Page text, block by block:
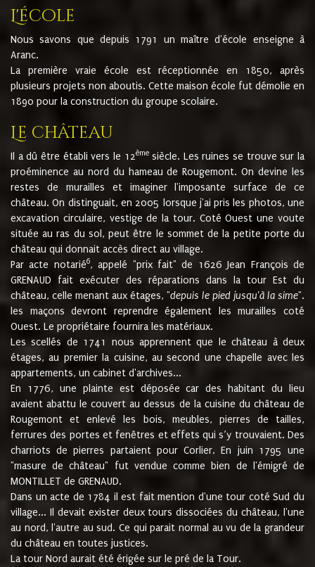
L'école
Nous savons que depuis 1791 un maître d'école enseigne à
Aranc.
La première vraie école est réceptionnée en 1850, après
plusieurs projets non aboutis. Cette maison école fut démolie en
1890 pour la construction du groupe scolaire.
Le château
Il a dû être établi vers le 12èmesiècle. Les ruines se trouve sur la
proéminence au nord du hameau de Rougemont. On devine les
restes de murailles et imaginer l'imposante surface de ce
château. On distinguait, en 2005 lorsque j'ai pris les photos, une
excavation circulaire, vestige de la tour. Coté Ouest une voute
située au ras du sol, peut être le sommet de la petite porte du
château qui donnait accès direct au village.
Par acte notarié6, appelé "prix fait" de 1626 Jean François de
GRENAUD fait exécuter des réparations dans la tour Est du
château, celle menant aux étages, "depuis le pied jusqu'à la sime".
les maçons devront reprendre également les murailles coté
Ouest. Le propriétaire fournira les matériaux.
Les scellés de 1741 nous apprennent que le château à deux
étages, au premier la cuisine, au second une chapelle avec les
appartements, un cabinet d'archives...
En 1776, une plainte est déposée car des habitant du lieu
avaient abattu le couvert au dessus de la cuisine du château de
Rougemont et enlevé les bois, meubles, pierres de tailles,
ferrures des portes et fenêtres et effets qui s’y trouvaient. Des
charriots de pierres partaient pour Corlier. En juin 1795 une
"masure de château" fut vendue comme bien de l'émigré de
MONTILLET de GRENAUD.
Dans un acte de 1784 il est fait mention d'une tour coté Sud du
village... Il devait exister deux tours dissociées du château, l'une
au nord, l'autre au sud. Ce qui parait normal au vu de la grandeur
du château en toutes justices.
La tour Nord aurait été érigée sur le pré de la Tour.